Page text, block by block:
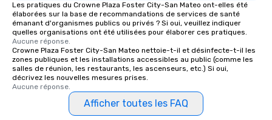
Les pratiques du Crowne Plaza Foster City-San Mateo ont-elles été
élaborées sur la base de recommandations de services de santé
émanant d'organismes publics ou privés ? Si oui, veuillez indiquer
quelles organisations ont été utilisées pour élaborer ces pratiques.
Aucune réponse.
Crowne Plaza Foster City-San Mateo nettoie-t-il et désinfecte-t-il les
zones publiques et les installations accessibles au public (comme les
salles de réunion, les restaurants, les ascenseurs, etc.) Si oui,
décrivez les nouvelles mesures prises.
Aucune réponse.
Afficher toutes les FAQ